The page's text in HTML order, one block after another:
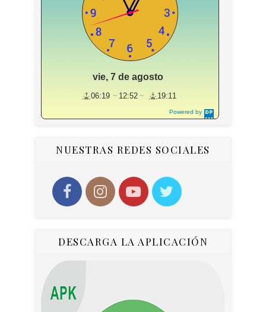
Powered by
DaysPedia.c
vie, 7 de agosto
06:19 12:52 19:11
NUESTRAS REDES SOCIALES
DESCARGA LA APLICACIÓN